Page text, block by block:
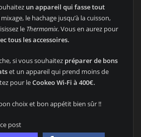
un appareil qui fasse tout
le hachage jusqu’à la cuisson,
le Thermomix. Vous en aurez pour
tous les accessoires.
si vous souhaitez préparer de bons
et un appareil qui prend moins de
pour leCookeo Wi-Fi à 400€.
choix et bon appétit bien sûr !!
post